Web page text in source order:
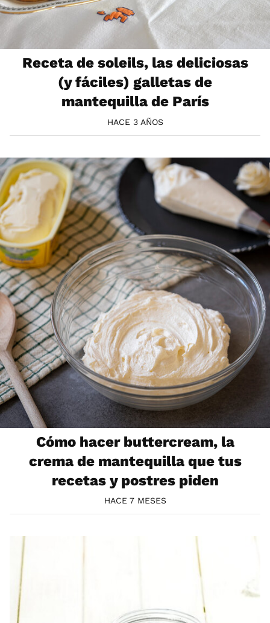
Receta de soleils, las deliciosas
(y fáciles) galletas de
mantequilla de París
HACE 3 AÑOS
Cómo hacer buttercream, la
crema de mantequilla que tus
recetas y postres piden
HACE 7 MESES